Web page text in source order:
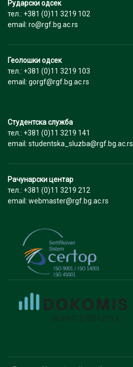
Рударски одсек
тел.: +381 (0)11 3219 102
email: ro@rgf.bg.ac.rs
Геолошки одсек
тел.: +381 (0)11 3219 103
email: gorgf@rgf.bg.ac.rs
Студентска служба
тел.: +381 (0)11 3219 141
email: studentska_sluzba@rgf.bg.ac.rs
Рачунарски центар
тел.: +381 (0)11 3219 212
email: webmaster@rgf.bg.ac.rs